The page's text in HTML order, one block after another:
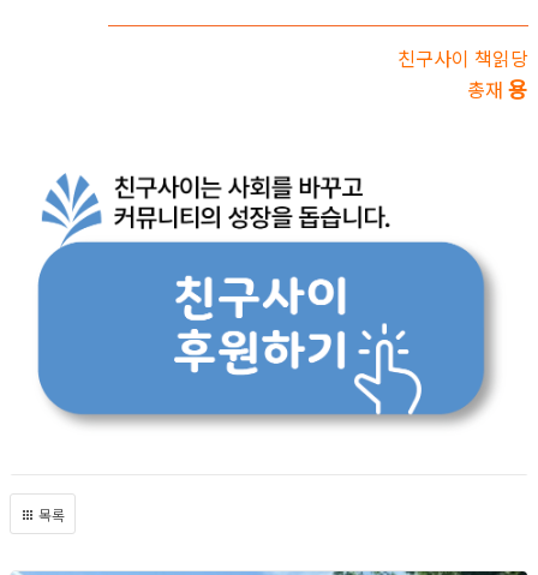
친구사이 책읽당
총재 용
목록